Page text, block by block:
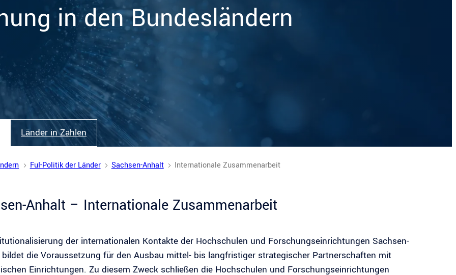
in den Bundesländern
Länder in Zahlen
FuI-Politik der Länder Sachsen-Anhalt Internationale Zusammenarbeit
Anhalt – Internationale Zusammenarbeit
der internationalen Kontakte der Hochschulen und Forschungseinrichtungen Sachsen-
die Voraussetzung für den Ausbau mittel- bis langfristiger strategischer Partnerschaften mit
Einrichtungen. Zu diesem Zweck schließen die Hochschulen und Forschungseinrichtungen